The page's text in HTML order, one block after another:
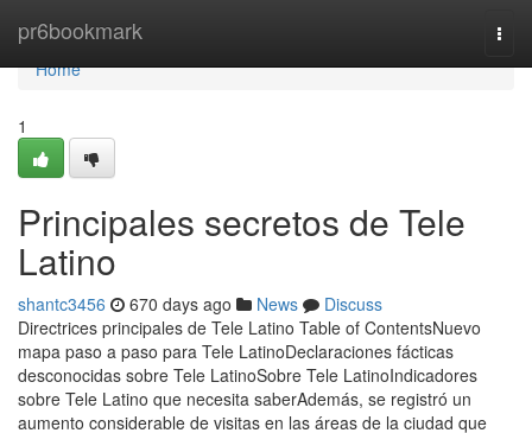
pr6bookmark
Home
Home
1
Principales secretos de Tele
Latino
shantc3456 670 days ago News
Discuss
Directrices principales de Tele Latino Table of ContentsNuevo
mapa paso a paso para Tele LatinoDeclaraciones fácticas
desconocidas sobre Tele LatinoSobre Tele LatinoIndicadores
sobre Tele Latino que necesita saberAdemás, se registró un
aumento considerable de visitas en las áreas de la ciudad que